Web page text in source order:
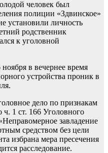
человек был
полиции «Здвинское»
установили личность
родственник
к уголовной
в вечернее время
устройства проник в
дело по признакам
ч. 1 ст. 166 Уголовного
завладение
средством без цели
избрана мера пресечения
расследование.